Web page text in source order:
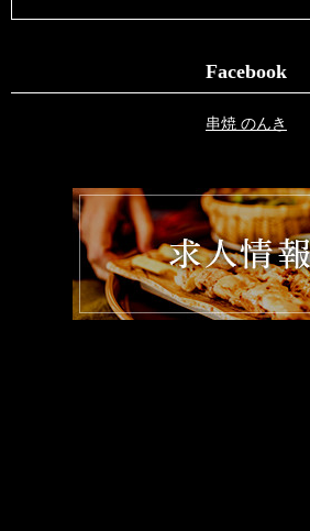
Facebook
串焼 のんき